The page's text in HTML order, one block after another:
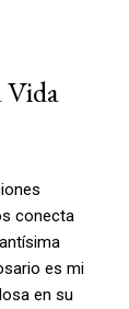
Vida
conecta
es mi
en su